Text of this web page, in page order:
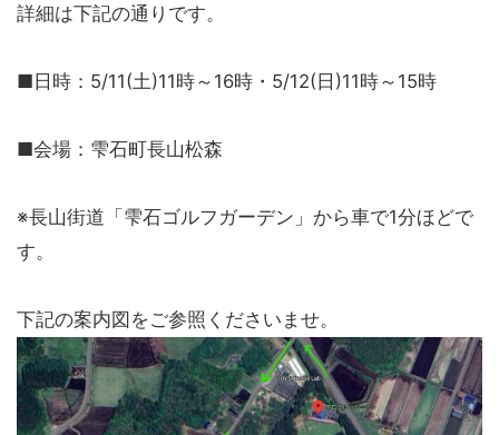
詳細は下記の通りです。
■日時：5/11(土)11時～16時・5/12(日)11時～15時
■会場：雫石町長山松森
※長山街道「雫石ゴルフガーデン」から車で1分ほどで
す。
下記の案内図をご参照くださいませ。